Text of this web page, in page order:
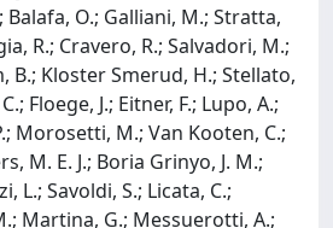
Balafa, O.; Galliani, M.; Stratta,
R.; Cravero, R.; Salvadori, M.;
B.; Kloster Smerud, H.; Stellato,
Floege, J.; Eitner, F.; Lupo, A.;
Morosetti, M.; Van Kooten, C.;
M. E. J.; Boria Grinyo, J. M.;
L.; Savoldi, S.; Licata, C.;
Martina, G.; Messuerotti, A.;